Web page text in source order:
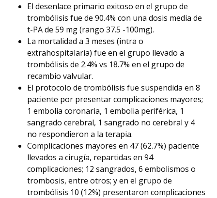
El desenlace primario exitoso en el grupo de
trombólisis fue de 90.4% con una dosis media de
t-PA de 59 mg (rango 37.5 -100mg).
La mortalidad a 3 meses (intra o
extrahospitalaria) fue en el grupo llevado a
trombólisis de 2.4% vs 18.7% en el grupo de
recambio valvular.
El protocolo de trombólisis fue suspendida en 8
paciente por presentar complicaciones mayores;
1 embolia coronaria, 1 embolia periférica, 1
sangrado cerebral, 1 sangrado no cerebral y 4
no respondieron a la terapia.
Complicaciones mayores en 47 (62.7%) paciente
llevados a cirugía, repartidas en 94
complicaciones; 12 sangrados, 6 embolismos o
trombosis, entre otros; y en el grupo de
trombólisis 10 (12%) presentaron complicaciones